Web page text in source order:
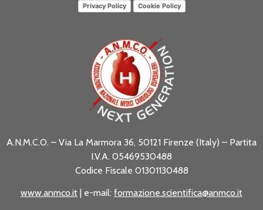
Privacy Policy Cookie Policy
A.N.M.C.O. – Via La Marmora 36, 50121 Firenze (Italy) – Partita
I.V.A. 05469530488
Codice Fiscale 01301130488
www.anmco.it | e-mail: formazione.scientifica@anmco.it